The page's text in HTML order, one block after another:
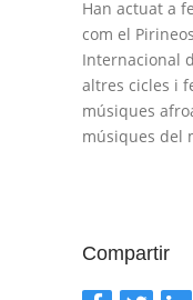
Han actuat a
com el
Internacional
altres cicles i
músiques
músiques del
Compartir